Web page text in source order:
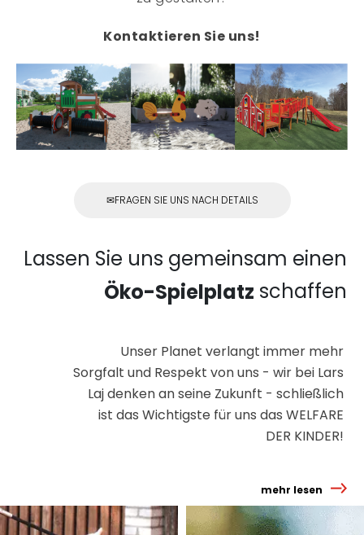
Kontaktieren Sie uns!
FRAGEN SIE UNS NACH DETAILS
Lassen Sie uns gemeinsam einen
Öko-Spielplatz schaffen
Unser Planet verlangt immer mehr
Sorgfalt und Respekt von uns - wir bei Lars
Laj denken an seine Zukunft - schließlich
ist das Wichtigste für uns das WELFARE
DER KINDER!
mehr lesen